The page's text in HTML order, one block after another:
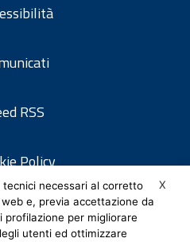
RSS
Policy
privacy
X
necessari al corretto
e, previa accettazione da
profilazione per migliorare
utenti ed ottimizzare